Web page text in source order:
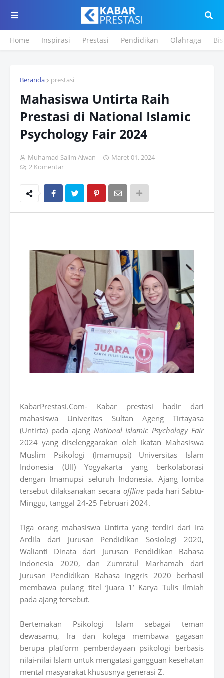
Home Inspirasi Prestasi Pendidikan Olahraga
Beranda prestasi
Mahasiswa Untirta Raih
Prestasi di National Islamic
Psychology Fair 2024
Muhamad Salim Alwan
Maret 01, 2024
2 Komentar
KabarPrestasi.Com- Kabar prestasi hadir dari
mahasiswa Univeritas Sultan Ageng Tirtayasa
(Untirta) pada ajang National Islamic Psychology Fair
2024 yang diselenggarakan oleh Ikatan Mahasiswa
Muslim Psikologi (Imamupsi) Universitas Islam
Indonesia (UII) Yogyakarta yang berkolaborasi
dengan Imamupsi seluruh Indonesia. Ajang lomba
tersebut dilaksanakan secara offline pada hari Sabtu-
Minggu, tanggal 24-25 Februari 2024.
Tiga orang mahasiswa Untirta yang terdiri dari Ira
Ardila dari Jurusan Pendidikan Sosiologi 2020,
Walianti Dinata dari Jurusan Pendidikan Bahasa
Indonesia 2020, dan Zumratul Marhamah dari
Jurusan Pendidikan Bahasa Inggris 2020 berhasil
membawa pulang titel ‘Juara 1’ Karya Tulis Ilmiah
pada ajang tersebut.
Bertemakan Psikologi Islam sebagai teman
dewasamu, Ira dan kolega membawa gagasan
berupa platform pemberdayaan psikologi berbasis
nilai-nilai Islam untuk mengatasi gangguan kesehatan
mental masyarakat khususnya generasi Z.